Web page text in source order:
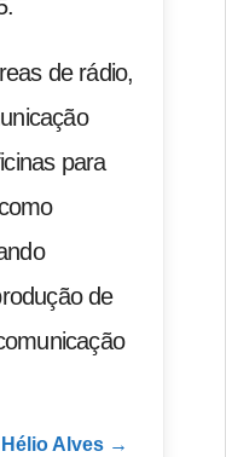
de rádio,
para
de
Alves →